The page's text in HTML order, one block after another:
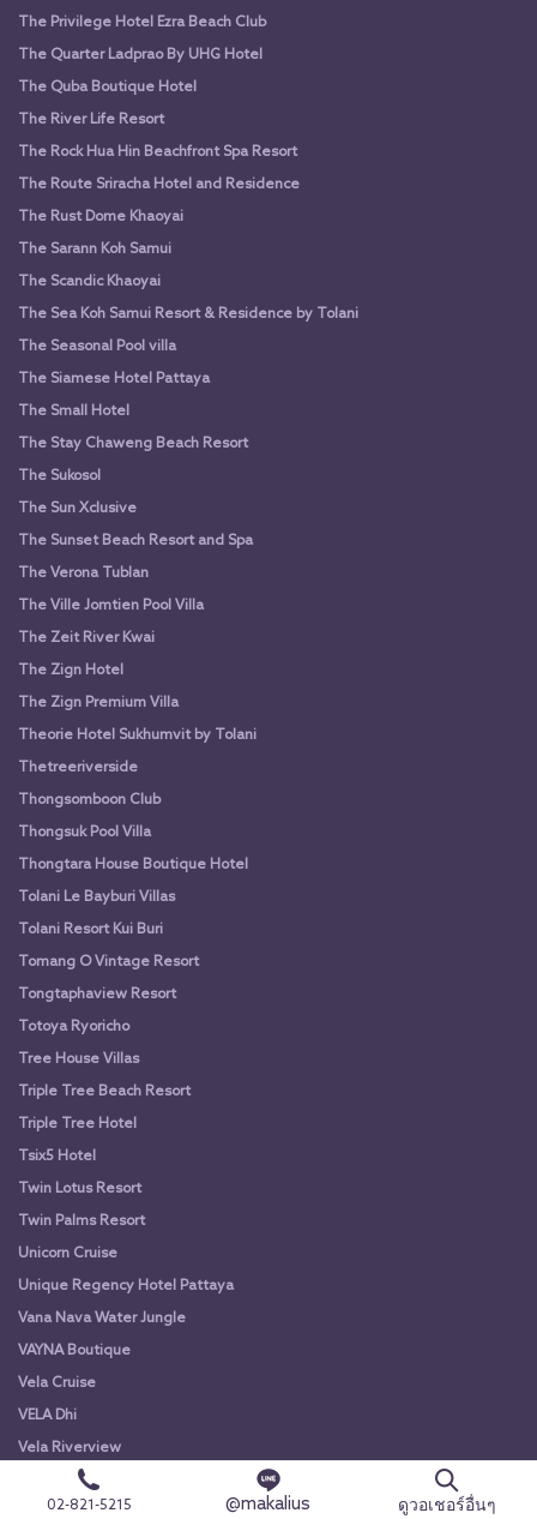
The Privilege Hotel Ezra Beach Club
The Quarter Ladprao By UHG Hotel
The Quba Boutique Hotel
The River Life Resort
The Rock Hua Hin Beachfront Spa Resort
The Route Sriracha Hotel and Residence
The Rust Dome Khaoyai
The Sarann Koh Samui
The Scandic Khaoyai
The Sea Koh Samui Resort & Residence by Tolani
The Seasonal Pool villa
The Siamese Hotel Pattaya
The Small Hotel
The Stay Chaweng Beach Resort
The Sukosol
The Sun Xclusive
The Sunset Beach Resort and Spa
The Verona Tublan
The Ville Jomtien Pool Villa
The Zeit River Kwai
The Zign Hotel
The Zign Premium Villa
Theorie Hotel Sukhumvit by Tolani
Thetreeriverside
Thongsomboon Club
Thongsuk Pool Villa
Thongtara House Boutique Hotel
Tolani Le Bayburi Villas
Tolani Resort Kui Buri
Tomang O Vintage Resort
Tongtaphaview Resort
Totoya Ryoricho
Tree House Villas
Triple Tree Beach Resort
Triple Tree Hotel
Tsix5 Hotel
Twin Lotus Resort
Twin Palms Resort
Unicorn Cruise
Unique Regency Hotel Pattaya
Vana Nava Water Jungle
VAYNA Boutique
Vela Cruise
VELA Dhi
Vela Riverview
Venice Krabi Villa Resort
Veravian Resort
02-821-5215 @makalius ดูวอเชอร์อื่นๆ